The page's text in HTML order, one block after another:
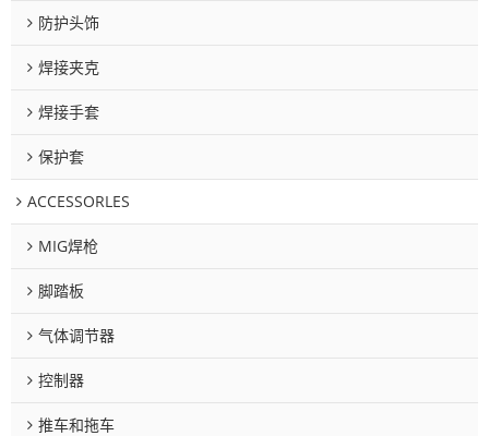
防护头饰
焊接夹克
焊接手套
保护套
ACCESSORLES
MIG焊枪
脚踏板
气体调节器
控制器
推车和拖车